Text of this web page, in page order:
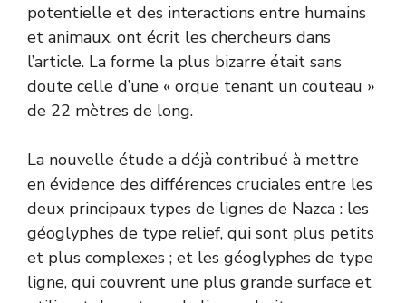
potentielle et des interactions entre humains
et animaux, ont écrit les chercheurs dans
l’article. La forme la plus bizarre était sans
doute celle d’une « orque tenant un couteau »
de 22 mètres de long.
La nouvelle étude a déjà contribué à mettre
en évidence des différences cruciales entre les
deux principaux types de lignes de Nazca : les
géoglyphes de type relief, qui sont plus petits
et plus complexes ; et les géoglyphes de type
ligne, qui couvrent une plus grande surface et